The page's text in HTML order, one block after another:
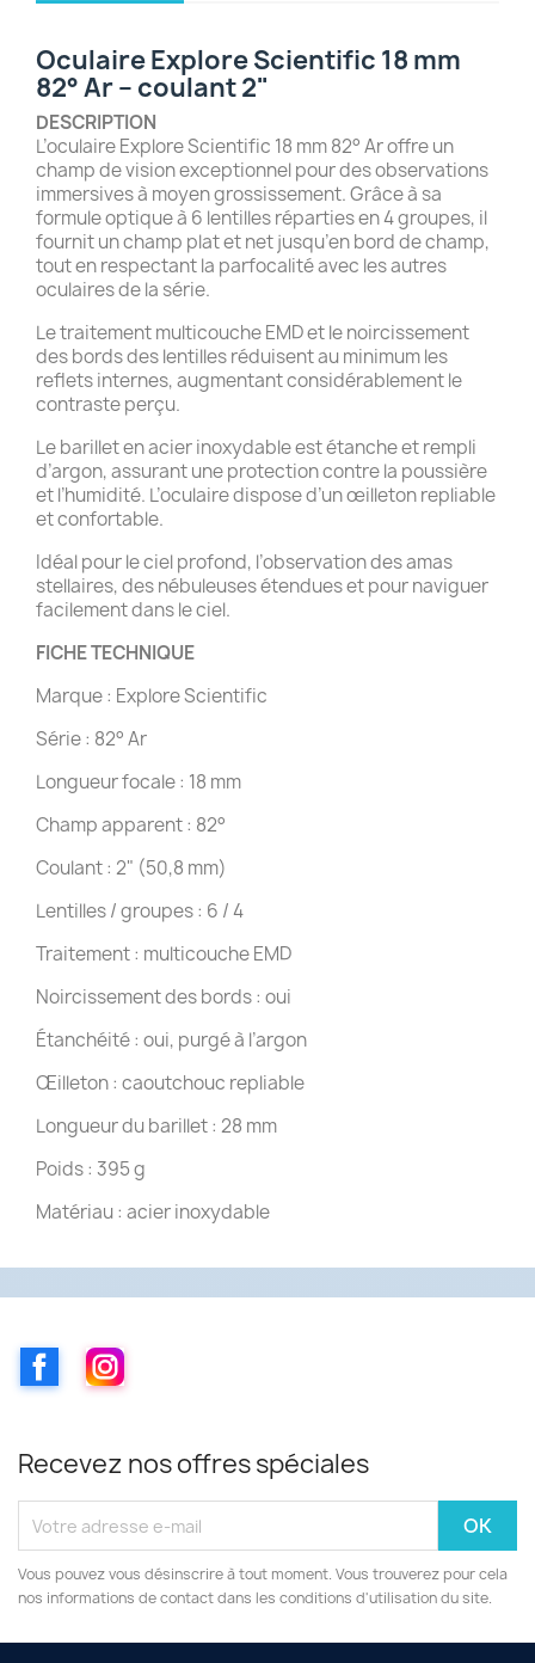
Oculaire Explore Scientific 18 mm
82° Ar – coulant 2"
DESCRIPTION
L’oculaire Explore Scientific 18 mm 82° Ar offre un
champ de vision exceptionnel pour des observations
immersives à moyen grossissement. Grâce à sa
formule optique à 6 lentilles réparties en 4 groupes, il
fournit un champ plat et net jusqu’en bord de champ,
tout en respectant la parfocalité avec les autres
oculaires de la série.
Le traitement multicouche EMD et le noircissement
des bords des lentilles réduisent au minimum les
reflets internes, augmentant considérablement le
contraste perçu.
Le barillet en acier inoxydable est étanche et rempli
d’argon, assurant une protection contre la poussière
et l’humidité. L’oculaire dispose d’un œilleton repliable
et confortable.
Idéal pour le ciel profond, l’observation des amas
stellaires, des nébuleuses étendues et pour naviguer
facilement dans le ciel.
FICHE TECHNIQUE
Marque : Explore Scientific
Série : 82° Ar
Longueur focale : 18 mm
Champ apparent : 82°
Coulant : 2" (50,8 mm)
Lentilles / groupes : 6 / 4
Traitement : multicouche EMD
Noircissement des bords : oui
Étanchéité : oui, purgé à l’argon
Œilleton : caoutchouc repliable
Longueur du barillet : 28 mm
Poids : 395 g
Matériau : acier inoxydable
FacebookInstagram
Recevez nos offres spéciales
Vous pouvez vous désinscrire à tout moment. Vous trouverez pour cela
nos informations de contact dans les conditions d'utilisation du site.